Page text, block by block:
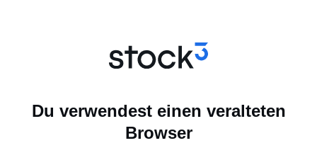
Du verwendest einen veralteten
Browser